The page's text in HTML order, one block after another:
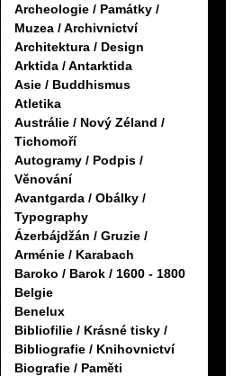
Archeologie / Památky /
Muzea / Archivnictví
Architektura / Design
Arktida / Antarktida
Asie / Buddhismus
Atletika
Austrálie / Nový Zéland /
Tichomoří
Autogramy / Podpis /
Věnování
Avantgarda / Obálky /
Typography
Ázerbájdžán / Gruzie /
Arménie / Karabach
Baroko / Barok / 1600 - 1800
Belgie
Benelux
Bibliofilie / Krásné tisky /
Bibliografie / Knihovnictví
Biografie / Paměti